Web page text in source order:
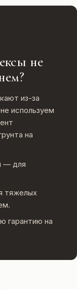
не
из-за
используем
на
— для
тяжелых
гарантию на